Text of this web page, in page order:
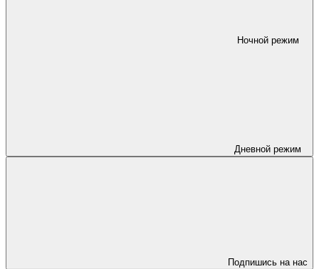
Ночной режим
Дневной режим
Подпишись на нас